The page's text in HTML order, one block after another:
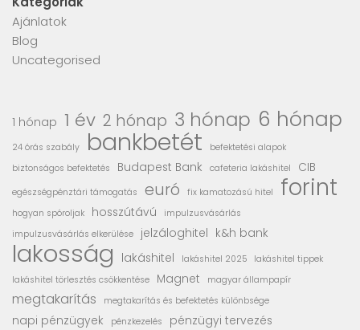
Ajánlatok
Blog
Uncategorised
1 hónap 1 év 2 hónap 3 hónap 6 hónap
24 órás szabály bankbetét
befektetési alapok
biztonságos befektetés
Budapest Bank cafeteria lakáshitel CIB
egészségpénztári támogatás euró fix kamatozású hitel forint
hogyan spóroljak hosszútávú
impulzusvásárlás
impulzusvásárlás elkerülése
jelzáloghitel k&h bank
lakosság lakáshitel lakáshitel 2025
lakáshitel tippek
lakáshitel törlesztés csökkentése
Magnet magyar állampapír
megtakarítás megtakarítás és befektetés különbsége
napi pénzügyek pénzkezelés
pénzügyi tervezés